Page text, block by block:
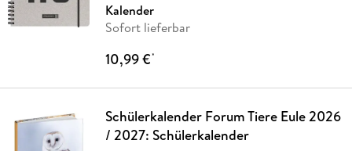
Kalender
Sofort lieferbar
10,99 €*
Schülerkalender Forum Tiere Eule 2026
/ 2027: Schülerkalender